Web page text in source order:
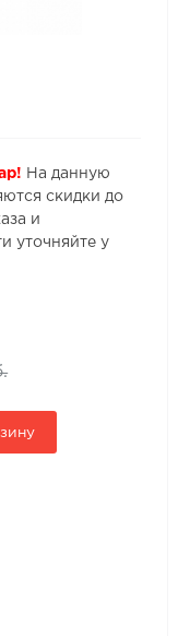
На данную
скидки до
и
уточняйте у